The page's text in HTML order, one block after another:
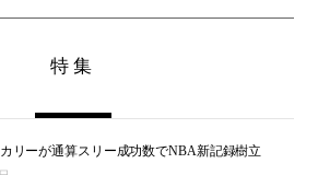
特集
リーが通算スリー成功数でNBA新記録樹立